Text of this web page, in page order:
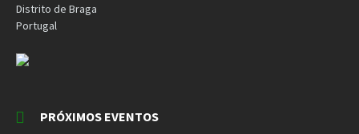
Distrito de Braga
Portugal
PRÓXIMOS EVENTOS